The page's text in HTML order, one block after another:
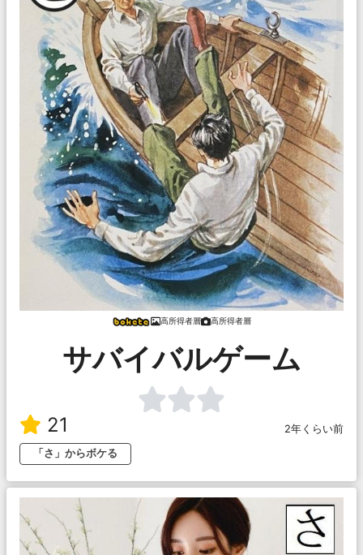
高所得者層 高所得者層
サバイバルゲーム
21
2年くらい前
「さ」からボケる